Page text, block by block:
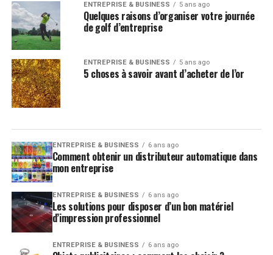
ENTREPRISE & BUSINESS 5 ans ago
Quelques raisons d’organiser votre journée
de golf d’entreprise
ENTREPRISE & BUSINESS 5 ans ago
5 choses à savoir avant d’acheter de l’or
ENTREPRISE & BUSINESS 6 ans ago
Comment obtenir un distributeur automatique dans
mon entreprise
ENTREPRISE & BUSINESS 6 ans ago
Les solutions pour disposer d’un bon matériel
d’impression professionnel
ENTREPRISE & BUSINESS 6 ans ago